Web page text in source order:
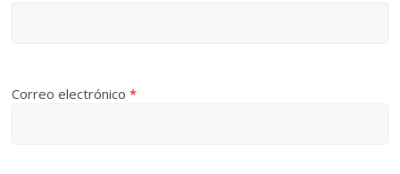
Correo electrónico*